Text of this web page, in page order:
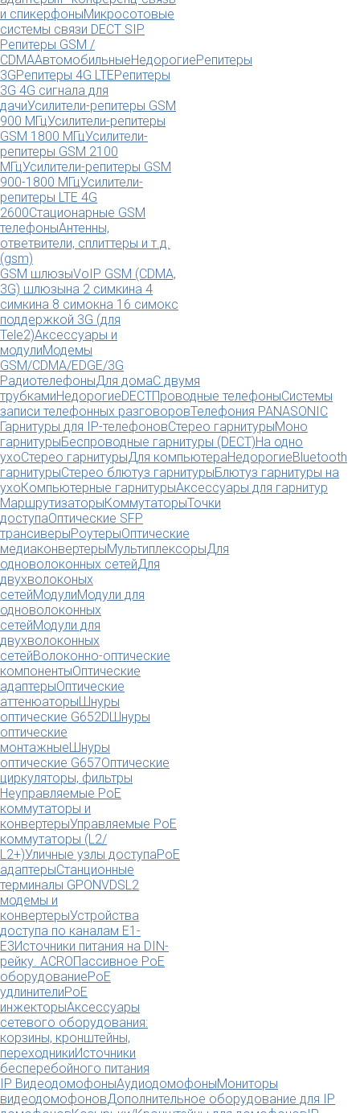
и спикерфоныМикросотовые
системы связи DECT SIP
Репитеры GSM /
CDMAАвтомобильныеНедорогиеРепитеры
3GРепитеры 4G LTEРепитеры
3G 4G сигнала для
дачиУсилители-репитеры GSM
900 МГцУсилители-репитеры
GSM 1800 МГцУсилители-
репитеры GSM 2100
МГцУсилители-репитеры GSM
900-1800 МГцУсилители-
репитеры LTE 4G
2600Стационарные GSM
телефоныАнтенны,
ответвители, сплиттеры и т.д.
(gsm)
GSM шлюзыVoIP GSM (CDMA,
3G) шлюзына 2 симкина 4
симкина 8 симокна 16 симокс
поддержкой 3G (для
Tele2)Аксессуары и
модулиМодемы
GSM/CDMA/EDGE/3G
РадиотелефоныДля домаС двумя
трубкамиНедорогиеDECTПроводные телефоныСистемы
записи телефонных разговоровТелефония PANASONIC
Гарнитуры для IP-телефоновСтерео гарнитурыМоно
гарнитурыБеспроводные гарнитуры (DECT)На одно
ухоСтерео гарнитурыДля компьютераНедорогиеBluetooth
гарнитурыСтерео блютуз гарнитурыБлютуз гарнитуры на
ухоКомпьютерные гарнитурыАксессуары для гарнитур
МаршрутизаторыКоммутаторыТочки
доступаОптические SFP
трансиверыРоутерыОптические
медиаконвертерыМультиплексорыДля
одноволоконных сетейДля
двухволоконых
сетейМодулиМодули для
одноволоконных
сетейМодули для
двухволоконных
сетейВолоконно-оптические
компонентыОптические
адаптерыОптические
аттенюаторыШнуры
оптические G652DШнуры
оптические
монтажныеШнуры
оптические G657Оптические
циркуляторы, фильтры
Неуправляемые PoE
коммутаторы и
конвертерыУправляемые PoE
коммутаторы (L2/
L2+)Уличные узлы доступаPoE
адаптерыСтанционные
терминалы GPONVDSL2
модемы и
конвертерыУстройства
доступа по каналам E1-
E3Источники питания на DIN-
рейку. ACROПассивное PoE
оборудованиеPoE
удлинителиPoE
инжекторыАксессуары
сетевого оборудования:
корзины, кронштейны,
переходникиИсточники
бесперебойного питания
IP ВидеодомофоныАудиодомофоныМониторы
видеодомофоновДополнительное оборудование для IP